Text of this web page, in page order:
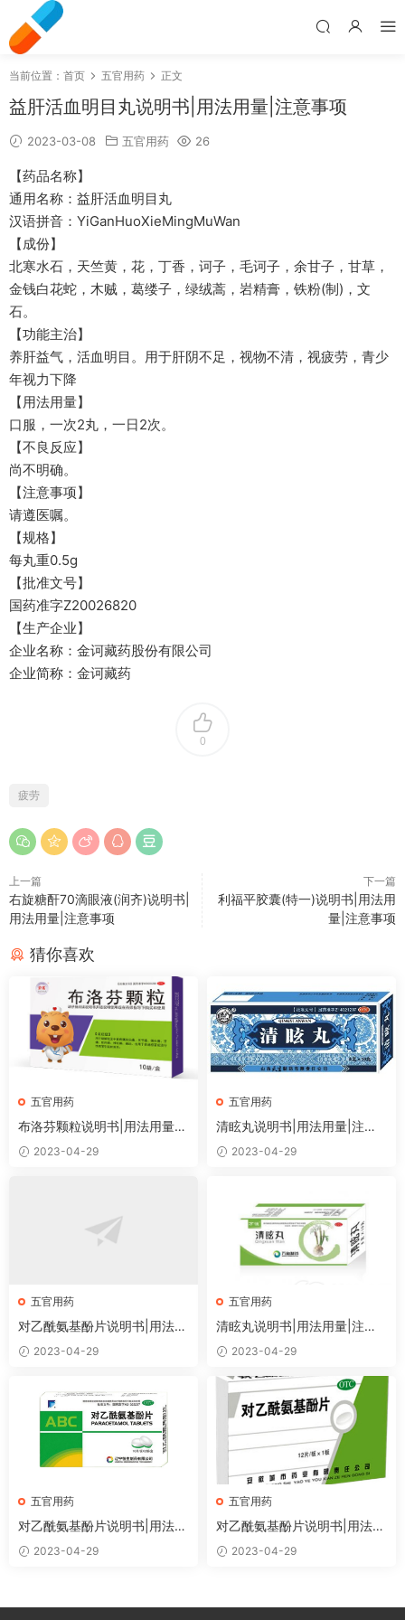
当前位置： 首页 五官用药 正文
益肝活血明目丸说明书|用法用量|注意事项
2023-03-08 五官用药 26
【药品名称】
通用名称：益肝活血明目丸
汉语拼音：YiGanHuoXieMingMuWan
【成份】
北寒水石，天竺黄，花，丁香，诃子，毛诃子，余甘子，甘草，
金钱白花蛇，木贼，葛缕子，绿绒蒿，岩精膏，铁粉(制)，文
石。
【功能主治】
养肝益气，活血明目。用于肝阴不足，视物不清，视疲劳，青少
年视力下降
【用法用量】
口服，一次2丸，一日2次。
【不良反应】
尚不明确。
【注意事项】
请遵医嘱。
【规格】
每丸重0.5g
【批准文号】
国药准字Z20026820
【生产企业】
企业名称：金诃藏药股份有限公司
企业简称：金诃藏药
0
疲劳
上一篇
右旋糖酐70滴眼液(润齐)说明书|
用法用量|注意事项
下一篇
利福平胶囊(特一)说明书|用法用
量|注意事项
猜你喜欢
五官用药
布洛芬颗粒说明书|用法用量|
注意事项
2023-04-29
五官用药
清眩丸说明书|用法用量|注意
事项2023-04-29
五官用药
对乙酰氨基酚片说明书|用法用
量|注意事项
2023-04-29
五官用药
清眩丸说明书|用法用量|注意
事项2023-04-29
五官用药
对乙酰氨基酚片说明书|用法用
量|注意事项
2023-04-29
五官用药
对乙酰氨基酚片说明书|用法用
量|注意事项
2023-04-29